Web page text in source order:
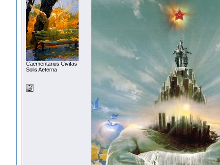
Сaementarius Civitas
Solis Aeterna